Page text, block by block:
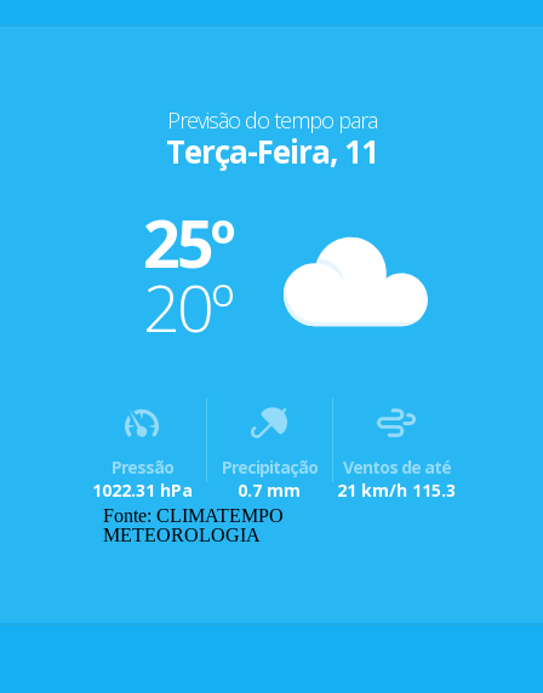
Previsão do tempo para
Terça-Feira, 11
25º
20º
Pressão
1022.31 hPa
Precipitação
0.7 mm
Ventos de até
21 km/h 115.3
Fonte: CLIMATEMPO
METEOROLOGIA